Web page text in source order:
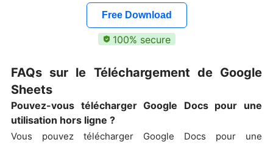
Free Download
100% secure
FAQs sur le Téléchargement de Google
Sheets
Pouvez-vous télécharger Google Docs pour une
utilisation hors ligne ?
Vous pouvez télécharger Google Docs pour une